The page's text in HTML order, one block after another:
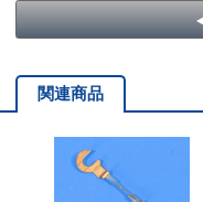
関連商品